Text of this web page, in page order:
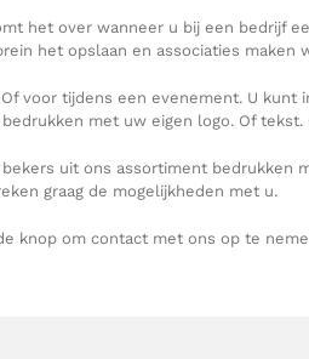
het over wanneer u bij een bedrijf
het opslaan en associaties maken
voor tijdens een evenement. U
met uw eigen logo. Of
uit ons assortiment bedrukken
graag de mogelijkheden met u.
knop om contact met ons op te